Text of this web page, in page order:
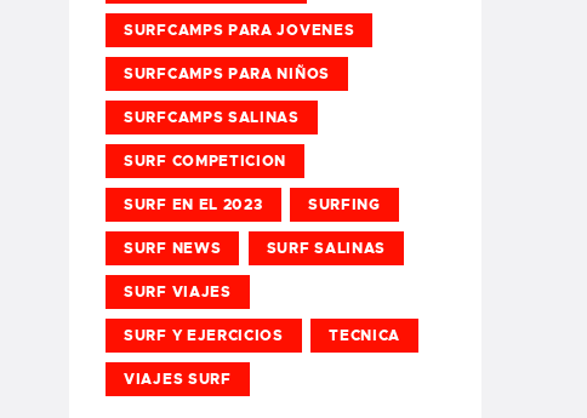
SURFCAMPS PARA JOVENES
SURFCAMPS PARA NIÑOS
SURFCAMPS SALINAS
SURF COMPETICION
SURF EN EL 2023 SURFING
SURF NEWS SURF SALINAS
SURF VIAJES
SURF Y EJERCICIOS TECNICA
VIAJES SURF